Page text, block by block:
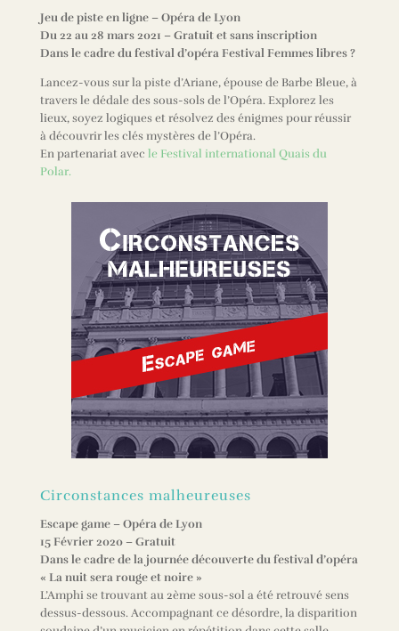
Jeu de piste en ligne –Opéra de Lyon
Du 22 au 28 mars 2021 – Gratuitet sans inscription
Dans le cadre du festival d’opéraFestival Femmes libres ?
Lancez-vous sur la piste d’Ariane, épouse de Barbe Bleue, à
travers le dédale des sous-sols de l’Opéra. Explorez les
lieux, soyez logiques et résolvez des énigmes pour réussir
à découvrir les clés mystères de l’Opéra.
En partenariat avec le Festival international Quais du
Polar.
Circonstances malheureuses
Escape game – Opéra de Lyon
15 Février 2020 – Gratuit
Dans le cadre de la journée découverte du festival d’opéra
« La nuit sera rouge et noire »
L’Amphi se trouvant au 2ème sous-sol a été retrouvé sens
dessus-dessous. Accompagnant ce désordre, la disparition